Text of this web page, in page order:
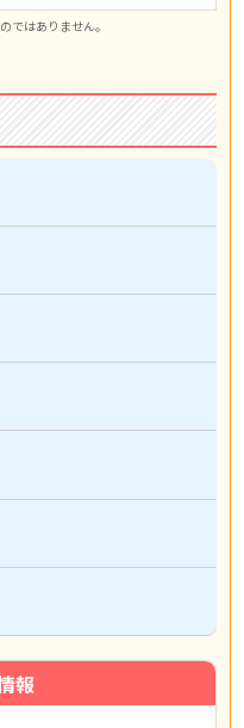
ではありません。
報